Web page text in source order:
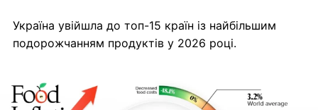
Україна увійшла до топ-15 країн із найбільшим
подорожчанням продуктів у 2026 році.